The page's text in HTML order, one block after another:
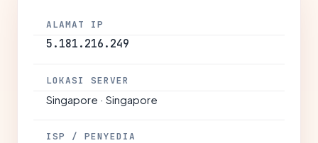
ALAMAT IP
5.181.216.249
LOKASI SERVER
Singapore · Singapore
ISP / PENYEDIA